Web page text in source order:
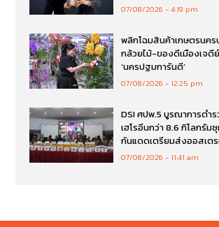
07/08/2026 4:19 pm
พลิกโฉมสินค้าเกษตรนค
กล้วยไม้-ของดีเมืองเจดี
‘นครปฐมการันตี’
07/08/2026 12:25 pm
DSI ศปพ.5 บูรณาการตำ
เฮโรอีนกว่า 8.6 กิโลกรัม
กันแดดเตรียมส่งออสเตร
07/08/2026 11:41 am